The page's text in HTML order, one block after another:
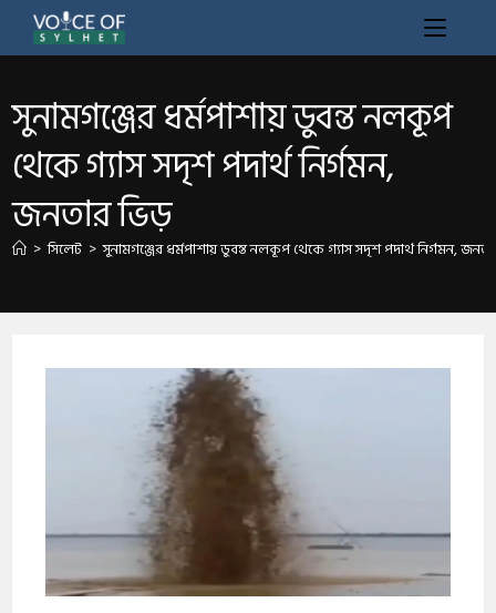
সুনামগঞ্জের ধর্মপাশায় ডুবন্ত নলকূপ
থেকে গ্যাস সদৃশ পদার্থ নির্গমন,
জনতার ভিড়
> সিলেট > সুনামগঞ্জের ধর্মপাশায় ডুবন্ত নলকূপ থেকে গ্যাস সদৃশ পদার্থ নির্গমন,